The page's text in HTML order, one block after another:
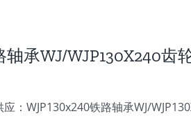
轴承WJ/WJP130X240齿
：WJP130x240铁路轴承WJ/